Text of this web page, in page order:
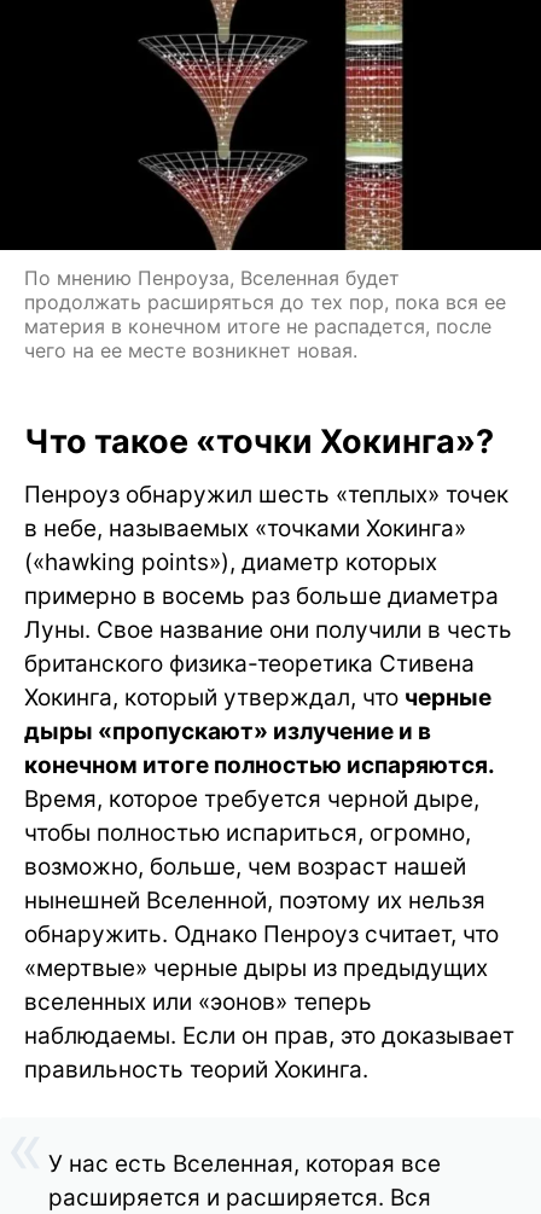
По мнению Пенроуза, Вселенная будет
продолжать расширяться до тех пор, пока вся ее
материя в конечном итоге не распадется, после
чего на ее месте возникнет новая.
Что такое «точки Хокинга»?
Пенроуз обнаружил шесть «теплых» точек
в небе, называемых «точками Хокинга»
(«hawking points»), диаметр которых
примерно в восемь раз больше диаметра
Луны. Свое название они получили в честь
британского физика-теоретика Стивена
Хокинга, который утверждал, что черные
дыры «пропускают» излучение и в
конечном итоге полностью испаряются.
Время, которое требуется черной дыре,
чтобы полностью испариться, огромно,
возможно, больше, чем возраст нашей
нынешней Вселенной, поэтому их нельзя
обнаружить. Однако Пенроуз считает, что
«мертвые» черные дыры из предыдущих
вселенных или «эонов» теперь
наблюдаемы. Если он прав, это доказывает
правильность теорий Хокинга.
У нас есть Вселенная, которая все
расширяется и расширяется. Вся